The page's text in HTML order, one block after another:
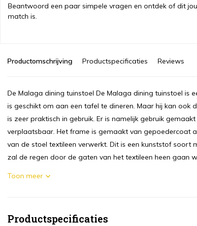
Beantwoord een paar simpele vragen en ontdek of dit
match is.
Productomschrijving Productspecificaties Reviews
De Malaga dining tuinstoel De Malaga dining tuinstoel is
is geschikt om aan een tafel te dineren. Maar hij kan ook
is zeer praktisch in gebruik. Er is namelijk gebruik
verplaatsbaar. Het frame is gemaakt van gepoedercoat
van de stoel textileen verwerkt. Dit is een kunststof soort
zal de regen door de gaten van het textileen heen gaan
Toon meer
Productspecificaties